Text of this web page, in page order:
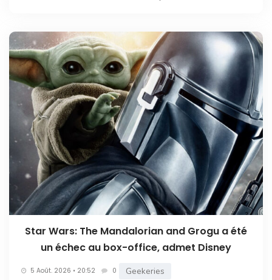
Star Wars: The Mandalorian and Grogu a été
un échec au box-office, admet Disney
5 Août. 2026 • 20:52 0 Geekeries